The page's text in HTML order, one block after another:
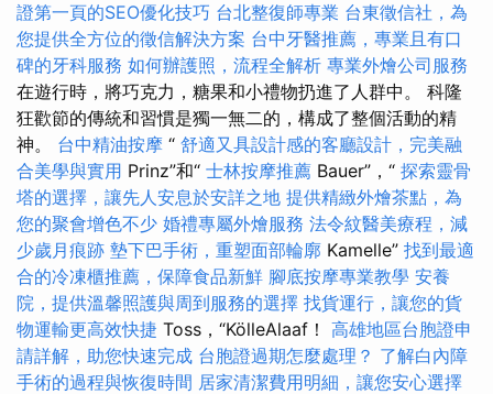
證第一頁的SEO優化技巧 台北整復師專業 台東徵信社，為
您提供全方位的徵信解決方案 台中牙醫推薦，專業且有口
碑的牙科服務 如何辦護照，流程全解析 專業外燴公司服務
在遊行時，將巧克力，糖果和小禮物扔進了人群中。 科隆
狂歡節的傳統和習慣是獨一無二的，構成了整個活動的精
神。 台中精油按摩 “ 舒適又具設計感的客廳設計，完美融
合美學與實用 Prinz”和“ 士林按摩推薦 Bauer”，“ 探索靈骨
塔的選擇，讓先人安息於安詳之地 提供精緻外燴茶點，為
您的聚會增色不少 婚禮專屬外燴服務 法令紋醫美療程，減
少歲月痕跡 墊下巴手術，重塑面部輪廓 Kamelle” 找到最適
合的冷凍櫃推薦，保障食品新鮮 腳底按摩專業教學 安養
院，提供溫馨照護與周到服務的選擇 找貨運行，讓您的貨
物運輸更高效快捷 Toss，“KölleAlaaf！ 高雄地區台胞證申
請詳解，助您快速完成 台胞證過期怎麼處理？ 了解白內障
手術的過程與恢復時間 居家清潔費用明細，讓您安心選擇